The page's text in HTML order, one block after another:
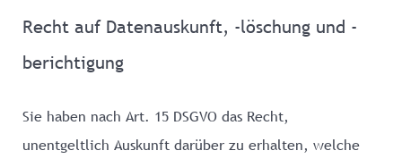
Recht auf Datenauskunft, -löschung und -
berichtigung
Sie haben nach Art. 15 DSGVO das Recht,
unentgeltlich Auskunft darüber zu erhalten, welche